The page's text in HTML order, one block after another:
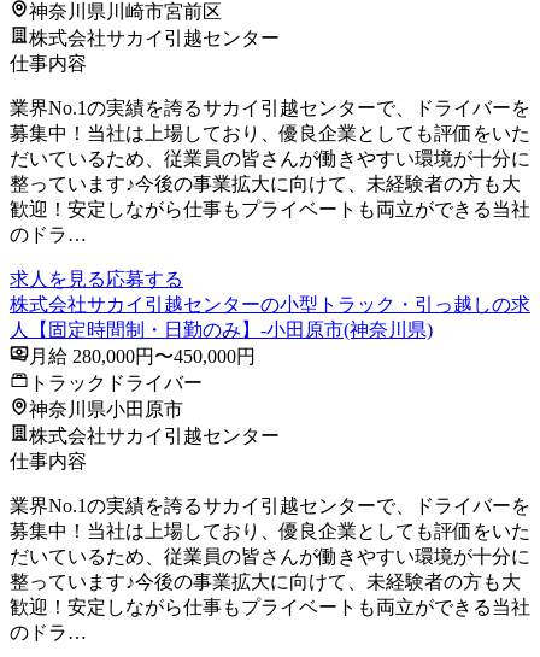
神奈川県川崎市宮前区
株式会社サカイ引越センター
仕事内容
業界No.1の実績を誇るサカイ引越センターで、ドライバーを
募集中！当社は上場しており、優良企業としても評価をいた
だいているため、従業員の皆さんが働きやすい環境が十分に
整っています♪今後の事業拡大に向けて、未経験者の方も大
歓迎！安定しながら仕事もプライベートも両立ができる当社
のドラ…
求人を見る応募する
株式会社サカイ引越センターの小型トラック・引っ越しの求
人【固定時間制・日勤のみ】-小田原市(神奈川県)
月給 280,000円〜450,000円
トラックドライバー
神奈川県小田原市
株式会社サカイ引越センター
仕事内容
業界No.1の実績を誇るサカイ引越センターで、ドライバーを
募集中！当社は上場しており、優良企業としても評価をいた
だいているため、従業員の皆さんが働きやすい環境が十分に
整っています♪今後の事業拡大に向けて、未経験者の方も大
歓迎！安定しながら仕事もプライベートも両立ができる当社
のドラ…